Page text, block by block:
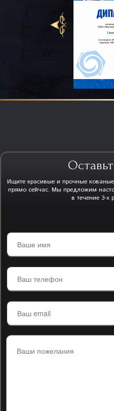
Ищите красивые и прочные
прямо сейчас. Мы предложим
в течение 3-х